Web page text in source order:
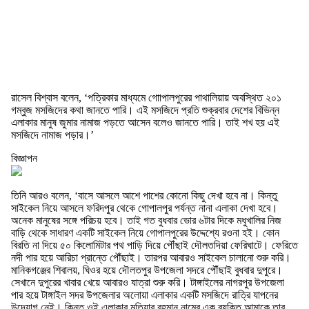
রাসেল বিশ্বাস বলেন, ‘পত্রিকার মাধ্যমে গোাপালপুরের পাথালিয়ায় অবস্থিত ২০১
গম্বুজ মসজিদের কথা জানতে পারি। এই মসজিদে প্রতি শুক্রবার দেশের বিভিন্ন
এলাকার মানুষ জুমার নামাজ পড়তে আসেন বলেও জানতে পারি। তাই শখ হয় এই
মসজিদে নামাজ পড়ার।’
বিজ্ঞাপন
তিনি আরও বলেন, ‘বাসে আসলে আশে পাশের কোনো কিছু দেখা হবে না। কিন্তু
সাইকেল নিয়ে আসলে ফরিদপুর থেকে গোপালপুর পর্যন্ত নানা এলাকা দেখা হবে।
অনেক মানুষের সঙ্গে পরিচয় হবে। তাই গত বুধবার ভোর ৬টার দিকে মধুখালির নিজ
বাড়ি থেকে সাধারণ একটি সাইকেল নিয়ে গোপালপুরের উদ্দেশ্যে রওনা হই। কোন
বিরতি না দিয়ে ৫০ কিলোমিটার পথ পাড়ি দিয়ে পৌঁছাই দৌলতদিয়া ফেরিঘাটে। ফেরিতে
নদী পার হয়ে আরিচা প্রান্তে পৌঁছাই। তারপর আবারও সাইকেল চালানো শুরু করি।
মানিকগঞ্জের শিবালয়, ঘিওর হয়ে দৌলতপুর উপজেলা সদরে পৌঁছাই বুধবার দুপুরে।
সেখানে দুপুরের খাবার খেয়ে আবারও যাত্রা শুরু করি। টাঙ্গাইলের নাগরপুর উপজেলা
পার হয়ে টাঙ্গাইল সদর উপজেলার অলোয়া এলাকার একটি মসজিদে রাত্রি যাপনের